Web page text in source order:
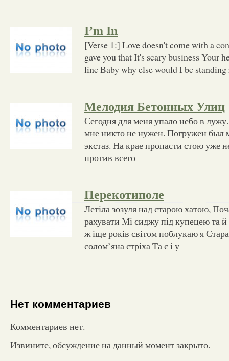
I’m In
[Verse 1:] Love doesn't come with a
gave you that It's scary business Your
line Baby why else would I be
Мелодия Бетонных Улиц
Сегодня для меня упало небо в
мне никто не нужен. Погружен был
экстаз. На крае пропасти стою уже
против всего
Перекотиполе
Летіла зозуля над старою хатою,
рахувати Мі сиджу під купецею та
ж іще років світом поблукаю я
солом’яна стріха Та є і у
Нет комментариев
Комментариев нет.
Извините, обсуждение на данный момент закрыто.